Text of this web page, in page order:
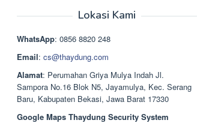
adalah:
ini
Rp1.378.000.
Lokasi Kami
WhatsApp: 0856 8820 248
Email: cs@thaydung.com
Alamat: Perumahan Griya Mulya Indah Jl.
Sampora No.16 Blok N5, Jayamulya, Kec. Serang
Baru, Kabupaten Bekasi, Jawa Barat 17330
Google Maps Thaydung Security System